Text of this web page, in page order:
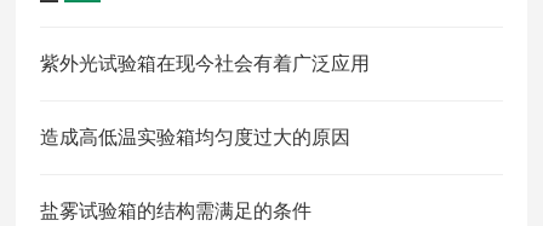
紫外光试验箱在现今社会有着广泛应用
造成高低温实验箱均匀度过大的原因
盐雾试验箱的结构需满足的条件